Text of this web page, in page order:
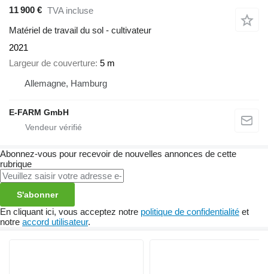
11 900 € TVA incluse
Matériel de travail du sol - cultivateur
2021
Largeur de couverture 5 m
Allemagne, Hamburg
E-FARM GmbH
Abonnez-vous pour recevoir de nouvelles annonces de cette
rubrique
S'abonner
En cliquant ici, vous acceptez notre politique de confidentialité et
notre accord utilisateur.